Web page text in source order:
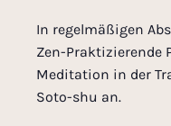
In regelmäßigen
Zen-Praktizierende
Meditation in der
Soto-shu an.